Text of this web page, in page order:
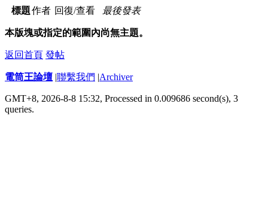
標題作者 回復/查看 最後發表
本版塊或指定的範圍內尚無主題。
返回首頁 發帖
電筒王論壇 |聯繫我們 |Archiver
GMT+8, 2026-8-8 15:32, Processed in 0.009686 second(s), 3
queries.